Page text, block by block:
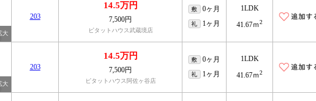
203
14.5万円
7,500円
ピタットハウス武蔵境店
敷 0ヶ月
礼 1ヶ月
1LDK
41.67ｍ2
203
14.5万円
7,500円
ピタットハウス阿佐ヶ谷店
敷 0ヶ月
礼 1ヶ月
1LDK
41.67ｍ2